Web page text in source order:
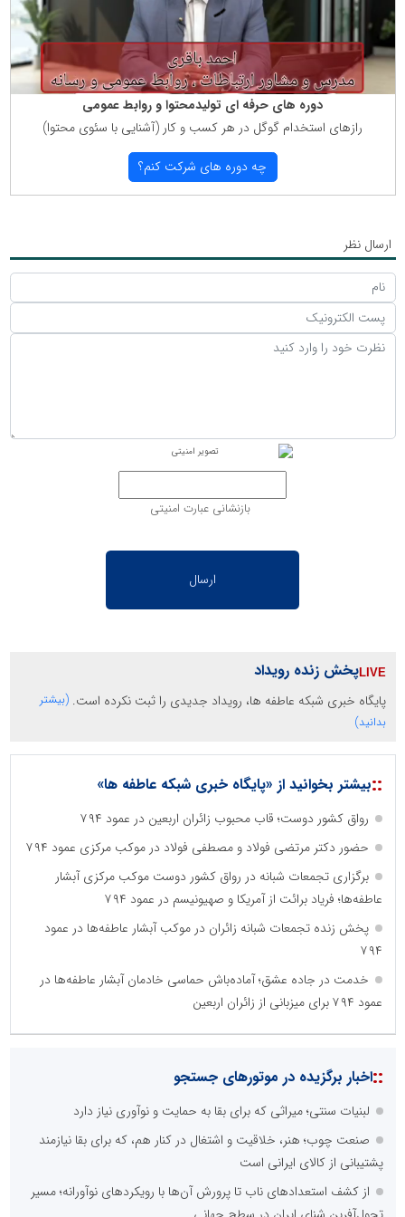
دوره های حرفه ای تولیدمحتوا و روابط عمومی
رازهای استخدام گوگل در هر كسب و كار (آشنایی با سئوی محتوا)
چه دوره های شركت كنم؟
ارسال نظر
بازنشانی عبارت امنیتی
پخش زنده رویداد
پایگاه خبری شبکه عاطفه ها، رویداد جدیدی را ثبت نکرده است. (بیشتر
بدانید)
::بیشتر بخوانید از «پایگاه خبری شبکه عاطفه ها»
رواق کشور دوست؛ قاب محبوب زائران اربعین در عمود ۷۹۴
حضور دکتر مرتضی فولاد و مصطفی فولاد در موکب مرکزی عمود ۷۹۴
برگزاری تجمعات شبانه در رواق کشور دوست موکب مرکزی آبشار
عاطفه‌ها؛ فریاد برائت از آمریکا و صهیونیسم در عمود ۷۹۴
پخش زنده تجمعات شبانه زائران در موکب آبشار عاطفه‌ها در عمود
۷۹۴
خدمت در جاده عشق؛ آماده‌باش حماسی خادمان آبشار عاطفه‌ها در
عمود ۷۹۴ برای میزبانی از زائران اربعین
::اخبار برگزیده در موتورهای جستجو
لبنیات سنتی؛ میراثی که برای بقا به حمایت و نوآوری نیاز دارد
صنعت چوب؛ هنر، خلاقیت و اشتغال در کنار هم، که برای بقا نیازمند
پشتیبانی از کالای ایرانی است
از کشف استعدادهای ناب تا پرورش آن‌ها با رویکردهای نوآورانه؛ مسیر